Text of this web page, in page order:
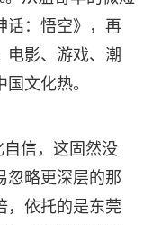
话：悟空》，再
电影、游戏、潮
文化热。
信，这固然没
忽略更深层的那
，依托的是东莞